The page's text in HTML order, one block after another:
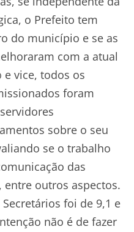
o Prefeito tem
do município e se as
com a atual
vice, todos os
foram
sobre o seu
se o trabalho
das
outros aspectos.
foi de 9,1 e
não é de fazer